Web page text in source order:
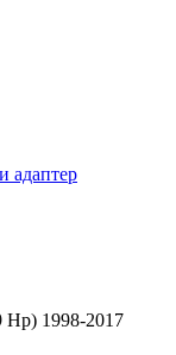
адаптер
Hp) 1998-2017